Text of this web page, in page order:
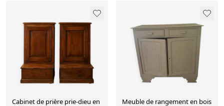
Cabinet de prière prie-dieu en
Meuble de rangement en bois